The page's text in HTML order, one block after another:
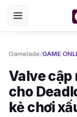
Gamelade/GAME
Valve cập
cho
kẻ chơi